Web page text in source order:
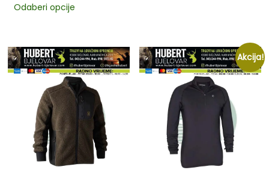
Odaberi opcije
Akcija!